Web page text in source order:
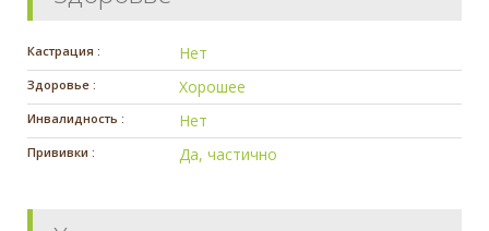
Кастрация : Нет
Здоровье : Хорошее
Инвалидность : Нет
Прививки : Да, частично